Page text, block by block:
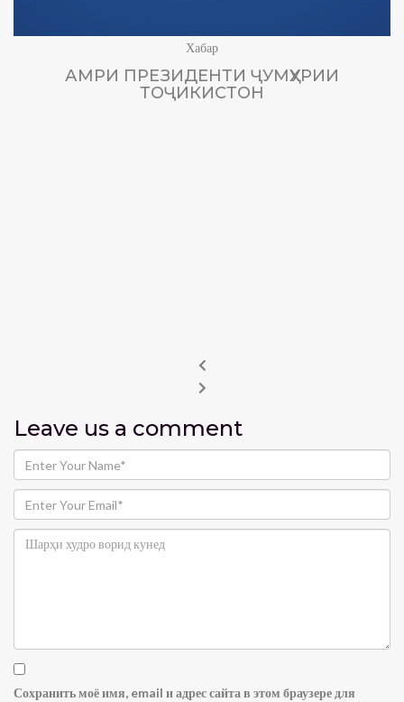
Хабар
АМРИ ПРЕЗИДЕНТИ ҶУМҲУРИИ
ТОҶИКИСТОН
Leave us a comment
Сохранить моё имя, email и адрес сайта в этом браузере для